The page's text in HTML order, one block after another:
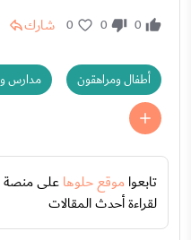
0
0
0 شارك
أطفال ومراهقون مدارس
تابعواموقع حلوهاعلى منصة
لقراءة أحدث المقالات